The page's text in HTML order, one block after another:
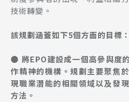
技術轉變。
該規劃涵蓋如下5個方面的目標：
● 將EPO建設成一個高參與度
作精神的機構。規劃主要聚焦
現職業潛能的相關領域以及發
方法。